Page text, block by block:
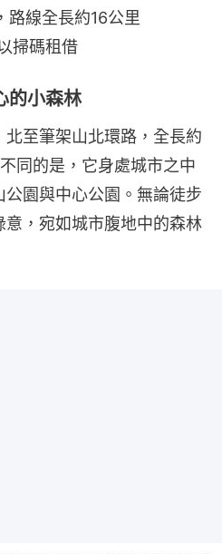
路線全長約16公里
掃碼租借
的小森林
至筆架山北環路，全長約
同的是，它身處城市之中
園與中心公園。無論徒步
，宛如城市腹地中的森林